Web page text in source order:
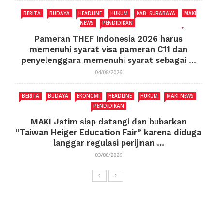
BERITA BUDAYA HEADLINE HUKUM KAB. SURABAYA
MAKI
NEWS
PENDIDIKAN
Pameran THEF Indonesia 2026 harus
memenuhi syarat visa pameran C11 dan
penyelenggara memenuhi syarat sebagai ...
04/08/2026
BERITA BUDAYA EKONOMI HEADLINE HUKUM
MAKI NEWS
PENDIDIKAN
MAKI Jatim siap datangi dan bubarkan
“Taiwan Heiger Education Fair” karena diduga
langgar regulasi perijinan ...
03/08/2026